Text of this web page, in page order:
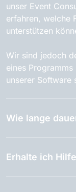
unser Event
erfahren, welche
unterstützen
Wir sind jedoch
eines
unserer Software
Wie lange
Erhalte ich